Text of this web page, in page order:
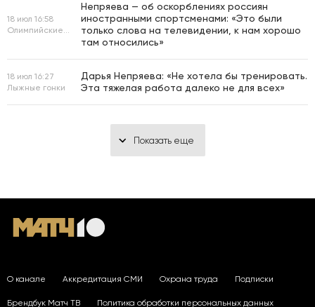
18 июл 16:58
Олимпийские игры
Непряева — об оскорблениях россиян
иностранными спортсменами: «Это были
только слова на телевидении, к нам хорошо
там относились»
18 июл 16:27
Лыжные гонки
Дарья Непряева: «Не хотела бы тренировать.
Эта тяжелая работа далеко не для всех»
Показать еще
О канале Аккредитация СМИ Охрана труда Подписки
Брендбук Матч ТВ Политика обработки персональных данных